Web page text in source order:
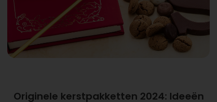
Originele kerstpakketten 2024: Ideeën